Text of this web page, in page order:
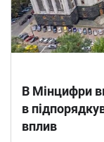
В Мінцифри
в
вплив